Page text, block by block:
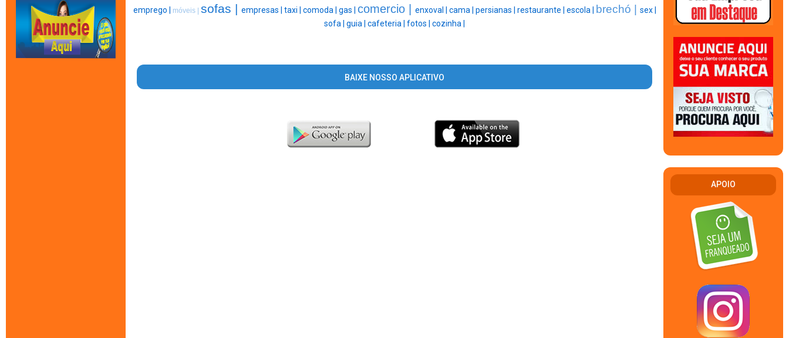
emprego |
móveis | sofas | empresas | taxi | comoda | gas | comercio | enxoval | cama | persianas | restaurante | escola | brechó |
sex |
sofa | guia | cafeteria | fotos | cozinha |
BAIXE NOSSO APLICATIVO
APOIO